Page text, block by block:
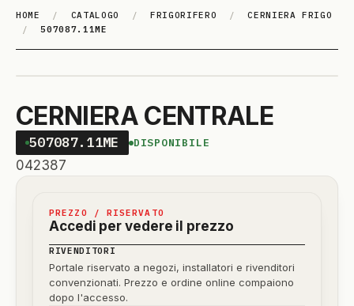
HOME / CATALOGO / FRIGORIFERO /
CERNIERA FRIGO
/
507087.11ME
CERNIERA CENTRALE
507087.11ME DISPONIBILE
042387
PREZZO / RISERVATO
Accedi per vedere il prezzo
RIVENDITORI
Portale riservato a negozi, installatori e rivenditori
convenzionati. Prezzo e ordine online compaiono
dopo l'accesso.